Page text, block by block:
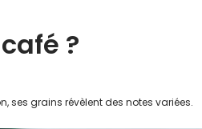
?
ses grains révèlent des notes variées.